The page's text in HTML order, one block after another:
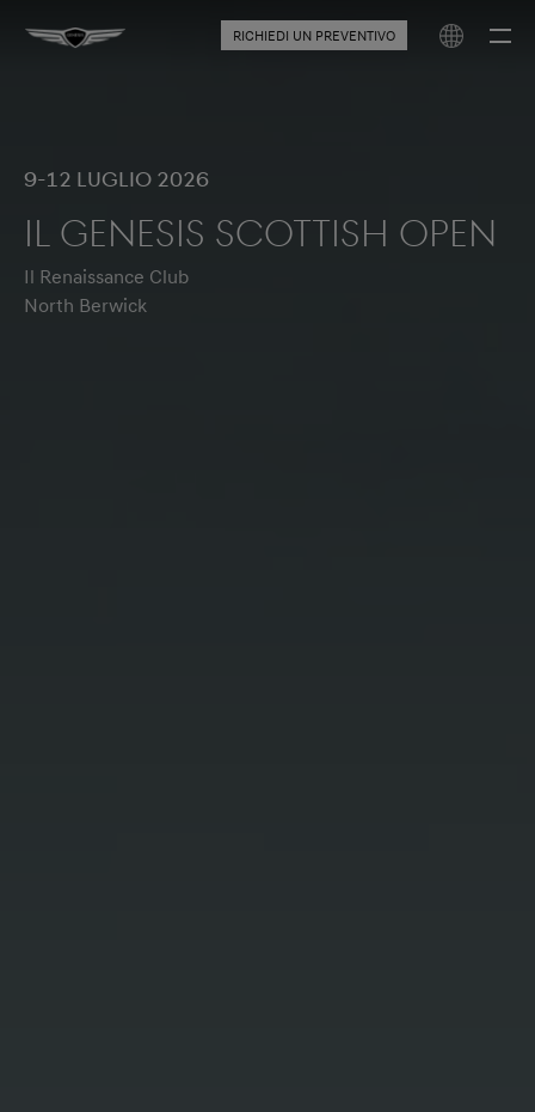
RICHIEDI UN PREVENTIVO
9-12 luglio 2026
IL GENESIS SCOTTISH OPEN
Il Renaissance Club
North Berwick